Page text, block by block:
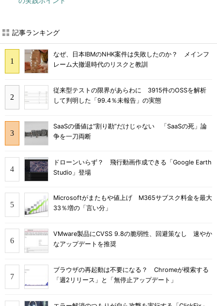
記事ランキング
なぜ、日本IBMのNHK案件は失敗したのか？ メインフ
レーム大撤退時代のリスクと教訓
従来型テストの限界があらわに 3915件のOSSを解析
して判明した「99.4％未報告」の実態
SaaSの価値は“割り勘”だけじゃない 「SaaSの死」論
争を一刀両断
ドローンいらず？ 飛行動画作成できる「Google Earth
Studio」登場
Microsoftがまたもや値上げ M365サブスク料金を最大
33％増の「言い分」
VMware製品にCVSS 9.8の脆弱性、回避策なし 速やか
なアップデートを推奨
ブラウザの再起動は不要になる？ Chromeが模索する
「週2リリース」と「無停止アップデート」